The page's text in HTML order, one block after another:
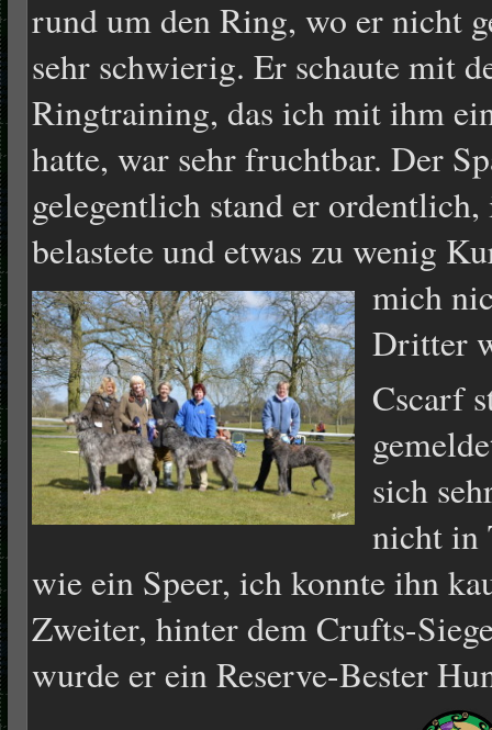
rund um den Ring, wo er nicht
sehr schwierig. Er schaute mit
Ringtraining, das ich mit ihm
hatte, war sehr fruchtbar. Der
gelegentlich stand er
belastete und etwas zu wenig
mich
Dritter
Cscarf
sich
nicht in
wie ein Speer, ich konnte ihn
Zweiter, hinter dem Crufts-
wurde er ein Reserve-Bester